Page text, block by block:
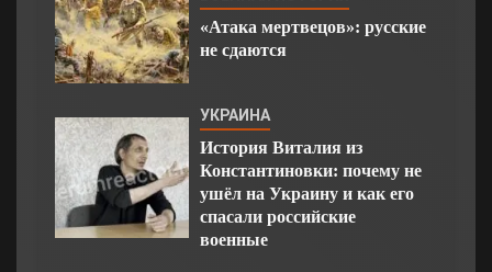
«Атака мертвецов»: русские
не сдаются
УКРАИНА
История Виталия из
Константиновки: почему не
ушёл на Украину и как его
спасали российские
военные